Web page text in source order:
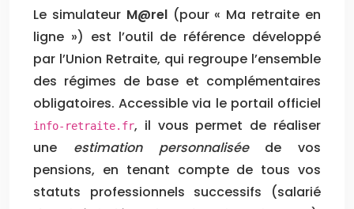
Le simulateur M@rel(pour « Ma retraite en
ligne ») est l’outil de référence développé
par l’Union Retraite, qui regroupe l’ensemble
des régimes de base et complémentaires
obligatoires. Accessible via le portail officiel
info-retraite.fr, il vous permet de réaliser
une estimation personnaliséede vos
pensions, en tenant compte de tous vos
statuts professionnels successifs (salarié